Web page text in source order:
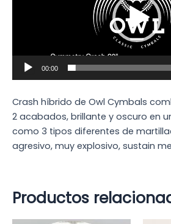
00:00
Crash híbrido de Owl Cymbals
2 acabados, brillante y oscuro en
como 3 tipos diferentes de
agresivo, muy explosivo, sustain
Productos